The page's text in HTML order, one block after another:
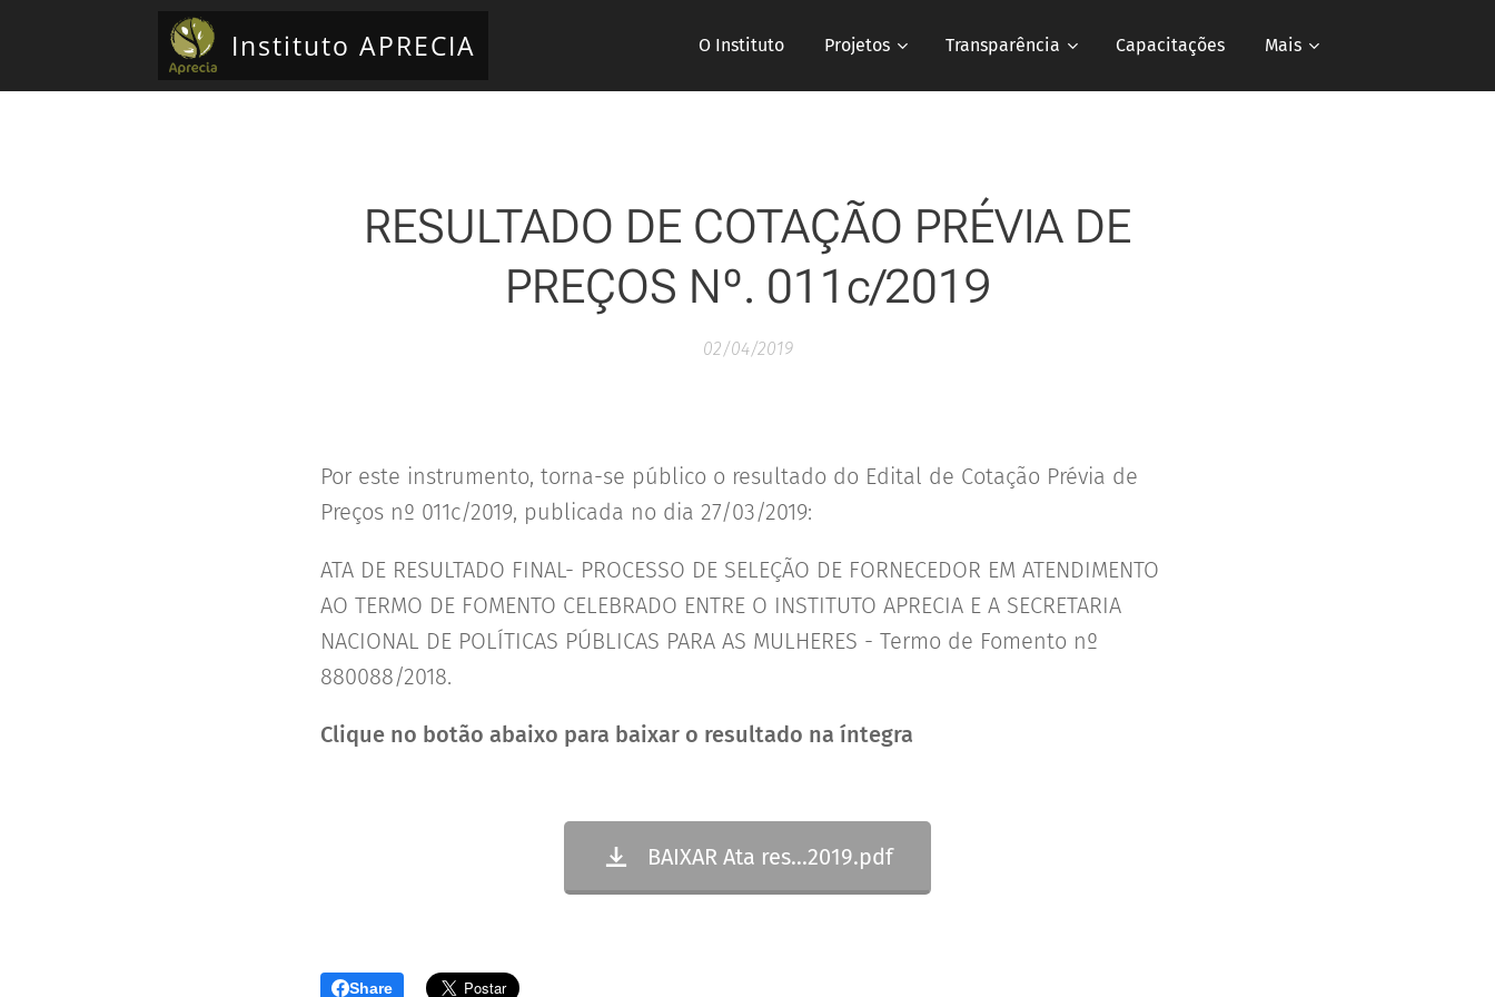
Instituto APRECIA O Instituto Projetos Transparência Capacitações Mais
RESULTADO DE COTAÇÃO PRÉVIA DE
PREÇOS Nº. 011c/2019
02/04/2019
Por este instrumento, torna-se público o resultado do Edital de Cotação Prévia de
Preços nº 011c/2019, publicada no dia 27/03/2019:
ATA DE RESULTADO FINAL- PROCESSO DE SELEÇÃO DE FORNECEDOR EM ATENDIMENTO
AO TERMO DE FOMENTO CELEBRADO ENTRE O INSTITUTO APRECIA E A SECRETARIA
NACIONAL DE POLÍTICAS PÚBLICAS PARA AS MULHERES - Termo de Fomento nº
880088/2018.
Clique no botão abaixo para baixar o resultado na íntegra
BAIXAR Ata res...2019.pdf
Share